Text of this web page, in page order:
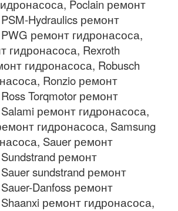
, Poclain ремонт
Hydraulics ремонт
ремонт гидронасоса,
гидронасоса, Rexroth
гидронасоса, Robusch
, Ronzio ремонт
Torqmotor ремонт
ремонт гидронасоса,
гидронасоса, Samsung
, Sauer ремонт
ремонт
sundstrand ремонт
Danfoss ремонт
ремонт гидронасоса,